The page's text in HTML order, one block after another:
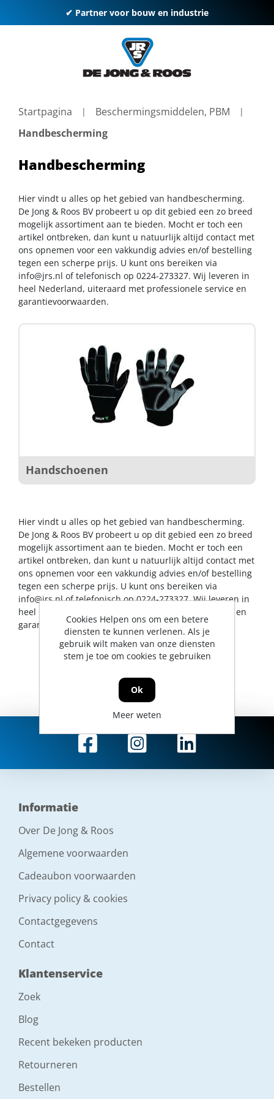
✔ Partner voor bouw en industrie
Startpagina
Beschermingsmiddelen, PBM
Handbescherming
Handbescherming
Hier vindt u alles op het gebied van handbescherming.
De Jong & Roos BV probeert u op dit gebied een zo breed
mogelijk assortiment aan te bieden. Mocht er toch een
artikel ontbreken, dan kunt u natuurlijk altijd contact met
ons opnemen voor een vakkundig advies en/of bestelling
tegen een scherpe prijs. U kunt ons bereiken via
info@jrs.nl of telefonisch op 0224-273327. Wij leveren in
heel Nederland, uiteraard met professionele service en
garantievoorwaarden.
Handschoenen
Hier vindt u alles op het gebied van handbescherming.
De Jong & Roos BV probeert u op dit gebied een zo breed
mogelijk assortiment aan te bieden. Mocht er toch een
artikel ontbreken, dan kunt u natuurlijk altijd contact met
ons opnemen voor een vakkundig advies en/of bestelling
tegen een scherpe prijs. U kunt ons bereiken via
info@jrs.nlof telefonisch op 0224-273327. Wij leveren in
heel Nederland, uiteraard met professionele service en
garantievoorwaarden.
Informatie
Over De Jong & Roos
Algemene voorwaarden
Cadeaubon voorwaarden
Privacy policy & cookies
Contactgegevens
Contact
Klantenservice
Zoek
Blog
Recent bekeken producten
Retourneren
Bestellen
Cookies Helpen ons om een betere
diensten te kunnen verlenen. Als je
gebruik wilt maken van onze diensten
stem je toe om cookies te gebruiken
Ok
Meer weten